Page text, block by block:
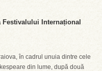
Internațional
în cadrul unuia dintre cele
din lume, după două